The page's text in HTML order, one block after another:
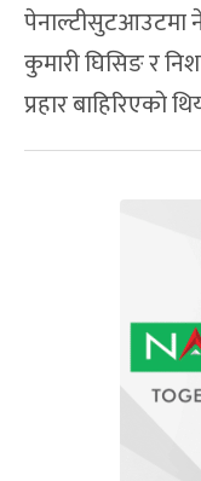
पेनाल्टीसुटआउटमा
कुमारी घिसिङ र
प्रहार बाहिरिएको